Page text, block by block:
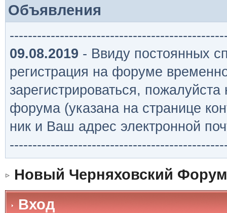
Объявления
09.08.2019 - Ввиду постоянных
регистрация на форуме
зарегистрироваться,
форума (указана на странице
ник и Ваш адрес электронной
Новый Черняховский Форум
Вход